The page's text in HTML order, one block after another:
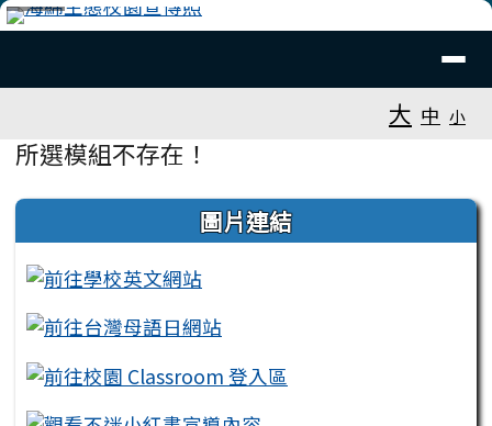
跳至主內容區
臺南市安平國中全球資訊網
大 中 小
主內容區域
所選模組不存在！
左邊區域內容 圖片連結
頁尾區域